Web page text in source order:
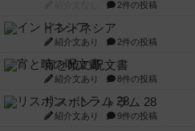
2件の投稿
インドネシア
紹介文あり 2件の投稿
宵と暁の呪文書
紹介文あり 8件の投稿
リスボン・トラム 28
紹介文あり 9件の投稿